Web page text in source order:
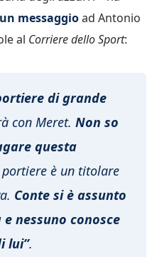
messaggioad Antonio
al Corriere dello Sport:
di grande
con Meret. Non so
questa
è un titolare
Conte si è assunto
nessuno conosce
lui”.